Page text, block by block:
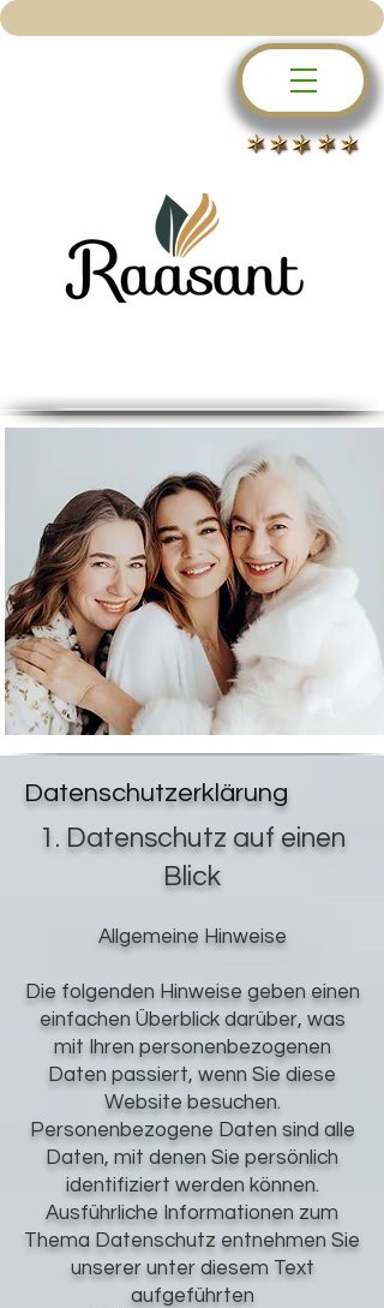
Datenschutzerklärung
1. Datenschutz auf einen
Blick
Allgemeine Hinweise
Die folgenden Hinweise geben einen
einfachen Überblick darüber, was
mit Ihren personenbezogenen
Daten passiert, wenn Sie diese
Website besuchen.
Personenbezogene Daten sind alle
Daten, mit denen Sie persönlich
identifiziert werden können.
Ausführliche Informationen zum
Thema Datenschutz entnehmen Sie
unserer unter diesem Text
aufgeführten